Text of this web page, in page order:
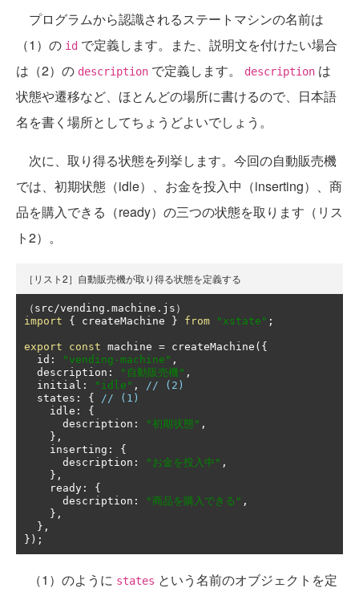
プログラムから認識されるステートマシンの名前は
（1）の id で定義します。また、説明文を付けたい場合
は（2）の description で定義します。 description は
状態や遷移など、ほとんどの場所に書けるので、日本語
名を書く場所としてちょうどよいでしょう。
次に、取り得る状態を列挙します。今回の自動販売機
では、初期状態（idle）、お金を投入中（inserting）、商
品を購入できる（ready）の三つの状態を取ります（リス
ト2）。
［リスト2］自動販売機が取り得る状態を定義する
（ src/vending . machine . js ）
import
{ createMachine } from "xstate" ;
export const machine = createMachine ({
  id
: "vending-machine" ,
  description
: "自動販売機" ,
  initial
: "idle" ,
// (2)
  states
: {
// (1)
    idle
:
{
      description
: "初期状態" ,
},
    inserting
:
{
      description
: "お金を投入中" ,
},
    ready
:
{
      description
: "商品を購入できる" ,
},
},
});
（1）のように states という名前のオブジェクトを定